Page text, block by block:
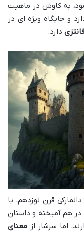
به کاوش در ماهیت
و جایگاه ویژه ای در
دارد.
قرن نوزدهم، با
در هم آمیخته و داستان
اما سرشار از معنای